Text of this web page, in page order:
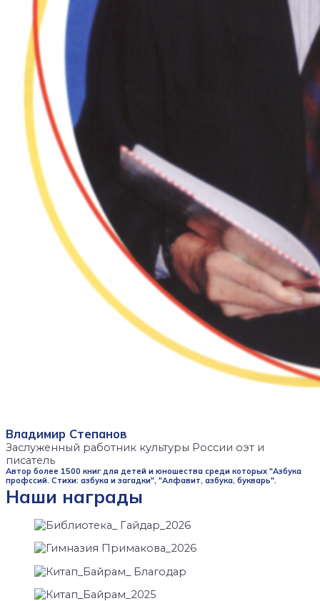
Владимир Степанов
Заслуженный работник культуры России оэт и
писатель
Автор более 1500 книг для детей и юношества среди которых "Азбука
профссий. Стихи: азбука и загадки", "Алфавит, азбука, букварь".
Наши награды